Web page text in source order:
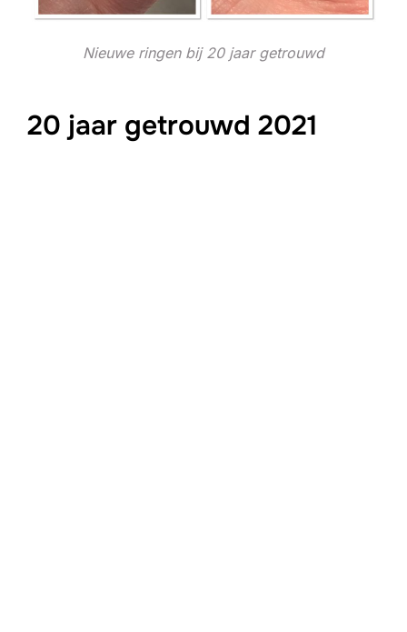
Nieuwe ringen bij 20 jaar getrouwd
20 jaar getrouwd 2021